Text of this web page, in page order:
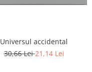
Universul accidental
30,66 Lei21,14 Lei